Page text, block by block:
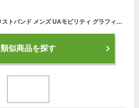
アンダーアーマー 野球 リストバンド メンズ UAモビリティ グラフィック リストバンド ロング 片手用 1354266-600 UNDER ARMOUR
類似商品を探す